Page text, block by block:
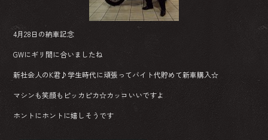
4月28日の納車記念
GWにギリ間に合いましたね
新社会人のK君♪学生時代に頑張ってバイト代貯めて新車購入☆
マシンも笑顔もピッカピカ☆カッコいいですよ
ホントにホントに嬉しそうです